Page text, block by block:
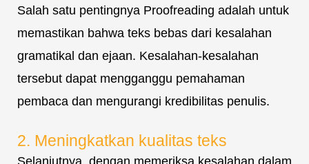
Salah satu pentingnya Proofreading adalah untuk
memastikan bahwa teks bebas dari kesalahan
gramatikal dan ejaan. Kesalahan-kesalahan
tersebut dapat mengganggu pemahaman
pembaca dan mengurangi kredibilitas penulis.
2. Meningkatkan kualitas teks